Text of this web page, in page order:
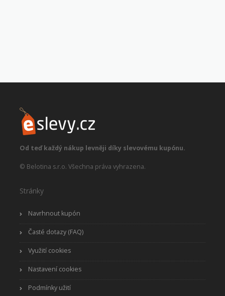
Od teď každý nákup levněji díky slevovému kupónu.
© Belotina s.r.o. Všechna práva vyhrazena.
Stránky
Navrhnout kupón
Časté dotazy (FAQ)
Využití cookies
Nastavení cookies
Podmínky užití